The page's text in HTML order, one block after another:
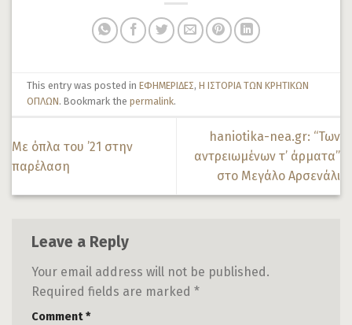
This entry was posted inΕΦΗΜΕΡΙΔΕΣ,Η ΙΣΤΟΡΙΑ ΤΩΝ ΚΡΗΤΙΚΩΝ
ΟΠΛΩΝ. Bookmark thepermalink.
Με όπλα του ’21 στην
παρέλαση
haniotika-nea.gr: “Των
αντρειωμένων τ’ άρματα”
στο Μεγάλο Αρσενάλι
Leave a Reply
Your email address will not be published.
Required fields are marked *
Comment*